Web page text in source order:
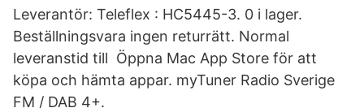
Leverantör: Teleflex : HC5445-3. 0 i lager.
Beställningsvara ingen returrätt. Normal
leveranstid till Öppna Mac App Store för att
köpa och hämta appar. myTuner Radio Sverige
FM / DA‪B‬ 4+.